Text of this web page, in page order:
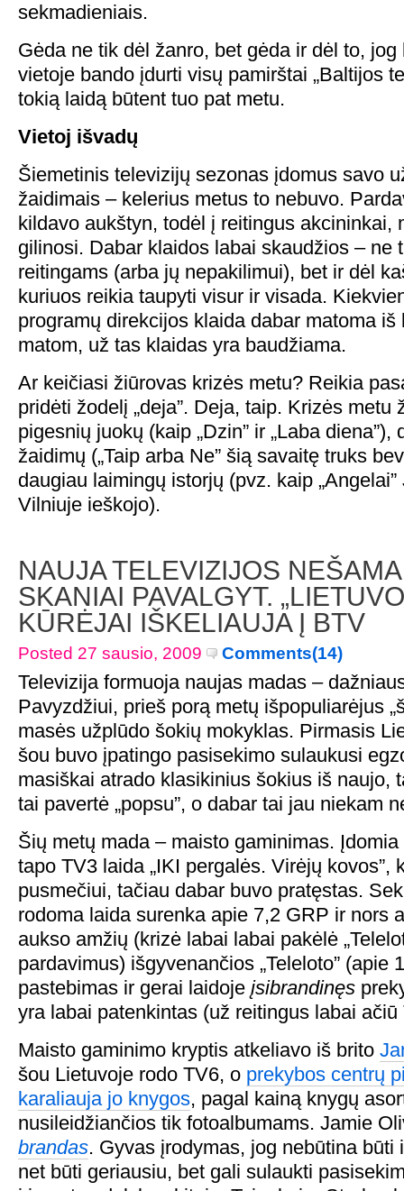
sekmadieniais.
Gėda ne tik dėl žanro, bet gėda ir dėl to,
vietoje bando įdurti visų pamirštai „Baltijos
tokią laidą būtent tuo pat metu.
Vietoj išvadų
Šiemetinis televizijų sezonas įdomus savo
žaidimais – kelerius metus to nebuvo.
kildavo aukštyn, todėl į reitingus akcininkai,
gilinosi. Dabar klaidos labai skaudžios – ne
reitingams (arba jų nepakilimui), bet ir dėl
kuriuos reikia taupyti visur ir visada.
programų direkcijos klaida dabar matoma iš
matom, už tas klaidas yra baudžiama.
Ar keičiasi žiūrovas krizės metu? Reikia
pridėti žodelį „deja”. Deja, taip. Krizės metu
pigesnių juokų (kaip „Dzin” ir „Laba diena”),
žaidimų („Taip arba Ne” šią savaitę truks
daugiau laimingų istorjų (pvz. kaip
Vilniuje ieškojo).
NAUJA TELEVIZIJOS
SKANIAI PAVALGYT.
KŪRĖJAI IŠKELIAUJA Į BTV
Posted 27 sausio, 2009 Comments(14)
Televizija formuoja naujas madas –
Pavyzdžiui, prieš porą metų išpopuliarėjus
masės užplūdo šokių mokyklas. Pirmasis
šou buvo įpatingo pasisekimo sulaukusi
masiškai atrado klasikinius šokius iš naujo,
tai pavertė „popsu”, o dabar tai jau niekam
Šių metų mada – maisto gaminimas.
tapo TV3 laida „IKI pergalės. Virėjų kovos”,
pusmečiui, tačiau dabar buvo pratęstas.
rodoma laida surenka apie 7,2 GRP ir nors
aukso amžių (krizė labai labai pakėlė
pardavimus) išgyvenančios „Teleloto” (apie
pastebimas ir gerai laidoje įsibrandinęs
yra labai patenkintas (už reitingus labai ačiū
Maisto gaminimo kryptis atkeliavo iš brito
šou Lietuvoje rodo TV6, o prekybos centrų
karaliauja jo knygos, pagal kainą knygų
nusileidžiančios tik fotoalbumams. Jamie
brandas. Gyvas įrodymas, jog nebūtina būti
net būti geriausiu, bet gali sulaukti